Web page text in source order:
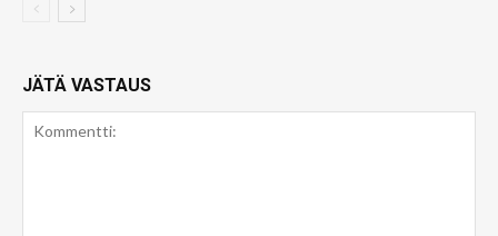
JÄTÄ VASTAUS